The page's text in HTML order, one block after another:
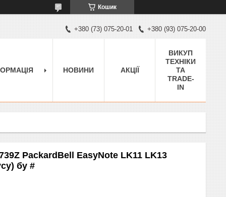
Кошик
+380 (73) 075-20-01 +380 (93) 075-20-00
НОВИНИ АКЦІЇ
ВИКУП
ТЕХНІКИ
ТА
TRADE-
IN
PackardBell EasyNote LK11 LK13
бу #